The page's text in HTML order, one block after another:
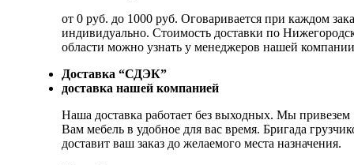
от 0 руб. до 1000 руб. Оговаривается при каждом
индивидуально. Стоимость доставки по
области можно узнать у менеджеров нашей
Доставка “СДЭК”
доставка нашей компанией
Наша доставка работает без выходных. Мы привезем
Вам мебель в удобное для вас время. Бригада
доставит ваш заказ до желаемого места назначения.